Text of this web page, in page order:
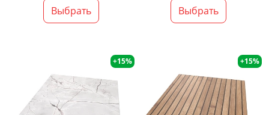
Выбрать Выбрать
+15% +15%